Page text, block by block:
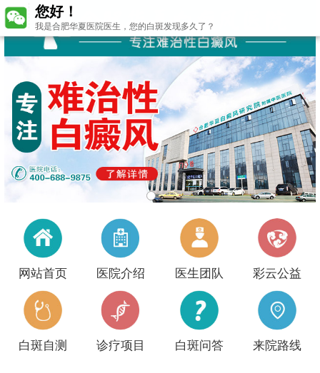
网站首页 医院介绍 医生团队 彩云公益
白斑自测 诊疗项目 白斑问答 来院路线
您好！
我是合肥华夏医院医生，您的白斑发现多久了？